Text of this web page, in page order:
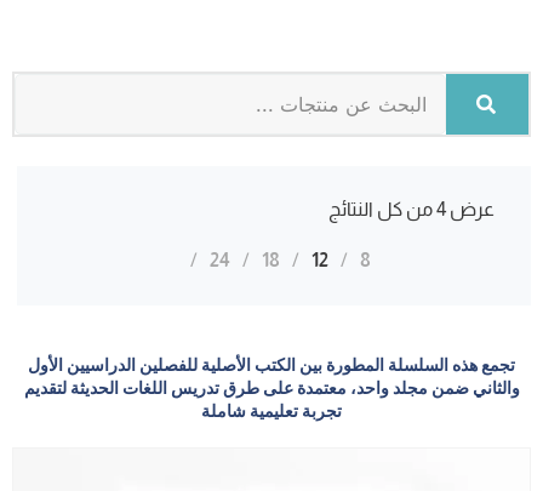
عرض ⁦4⁩ من كل النتائج
8
12
18
24
تجمع هذه السلسلة المطورة بين الكتب الأصلية للفصلين الدراسيين الأول
والثاني ضمن مجلد واحد، معتمدة على طرق تدريس اللغات الحديثة لتقديم
تجربة تعليمية شاملة